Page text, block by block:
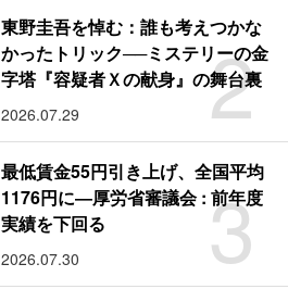
2
東野圭吾を悼む：誰も考えつかな
かったトリック──ミステリーの金
字塔『容疑者Ｘの献身』の舞台裏
2026.07.29
3
最低賃金55円引き上げ、全国平均
1176円に―厚労省審議会 : 前年度
実績を下回る
2026.07.30